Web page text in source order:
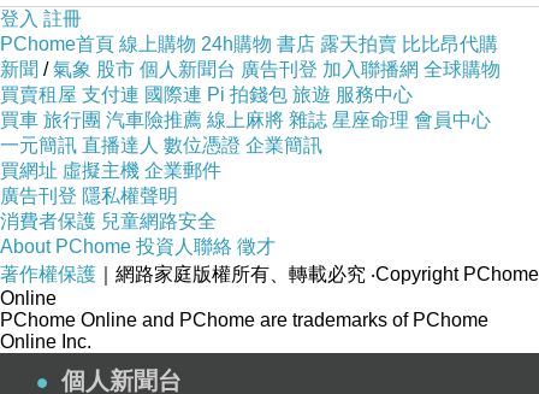
登入 註冊
PChome首頁 線上購物 24h購物 書店 露天拍賣 比比昂代購
新聞 /氣象 股市 個人新聞台 廣告刊登 加入聯播網 全球購物
買賣租屋 支付連 國際連 Pi 拍錢包 旅遊 服務中心
買車 旅行團 汽車險推薦 線上麻將 雜誌 星座命理 會員中心
一元簡訊 直播達人 數位憑證 企業簡訊
買網址 虛擬主機 企業郵件
廣告刊登 隱私權聲明
消費者保護 兒童網路安全
About PChome 投資人聯絡 徵才
著作權保護 ｜網路家庭版權所有、轉載必究 ‧Copyright PChome
Online
PChome Online and PChome are trademarks of PChome
Online Inc.
個人新聞台